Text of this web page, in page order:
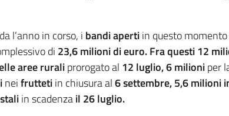
l’anno in corso, i bandi apertiin questo
di 23,6 milioni di euro. Fra questi 12
aree ruraliprorogato al 12 luglio, 6 milioniper
neifruttetiin chiusura al6 settembre, 5,6 milioni
in scadenzail 26 luglio.